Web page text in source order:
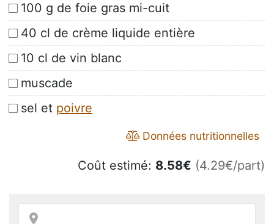
100 g de foie gras mi-cuit
40 cl de crème liquide entière
10 cl de vin blanc
muscade
sel et poivre
Données nutritionnelles
Coût estimé: 8.58€ (4.29€/part)